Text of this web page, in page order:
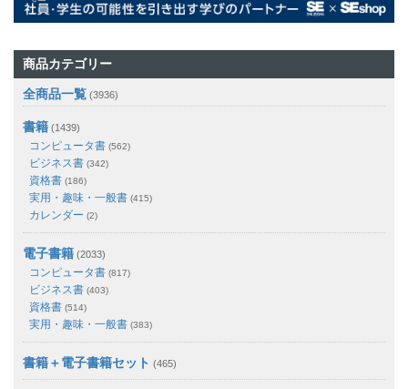
商品カテゴリー
全商品一覧 (3936)
書籍 (1439)
コンピュータ書 (562)
ビジネス書 (342)
資格書 (186)
実用・趣味・一般書 (415)
カレンダー (2)
電子書籍 (2033)
コンピュータ書 (817)
ビジネス書 (403)
資格書 (514)
実用・趣味・一般書 (383)
書籍＋電子書籍セット (465)